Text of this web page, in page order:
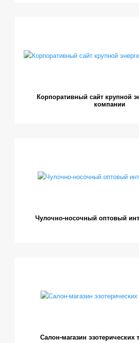
Корпоративный сайт крупной
компании
Чулочно-носочный оптовый
Салон-магазин эзотерических